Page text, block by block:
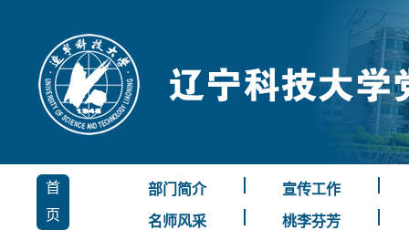
首
页
部门简介 宣传工作
名师风采 桃李芬芳